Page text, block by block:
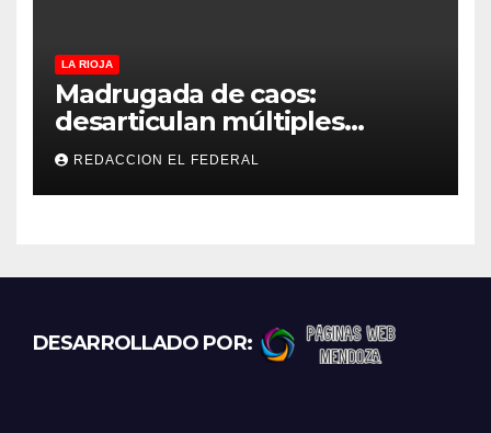
LA RIOJA
Madrugada de caos:
desarticulan múltiples
“rodadas” y detienen a
motociclistas violentos
REDACCION EL FEDERAL
DESARROLLADO POR: